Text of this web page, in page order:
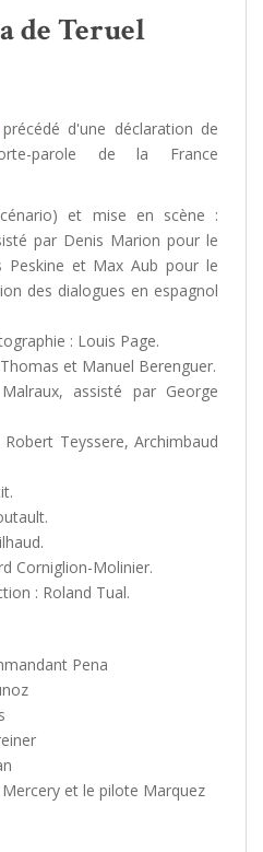
de Teruel
d'une déclaration de
parole de la France
et mise en scène :
par Denis Marion pour le
Peskine et Max Aub pour le
des dialogues en espagnol
: Louis Page.
et Manuel Berenguer.
assisté par George
Teyssere, Archimbaud
Corniglion-Molinier.
: Roland Tual.
Pena
et le pilote Marquez